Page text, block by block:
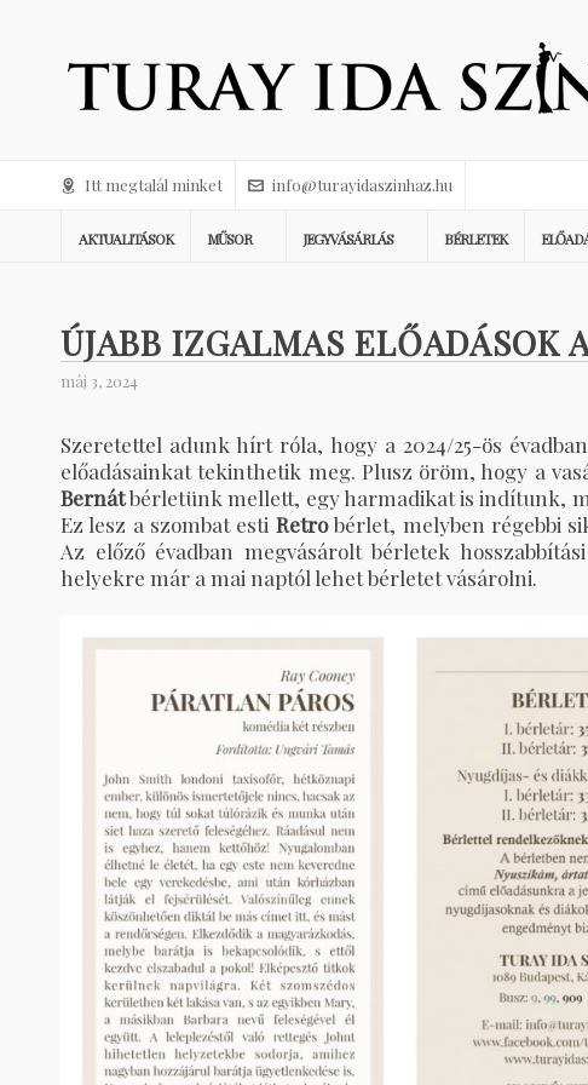
Itt megtalál minket info@turayidaszinhaz.hu
AKTUALITÁSOK MŰSOR JEGYVÁSÁRLÁS BÉRLETEK
ÚJABB IZGALMAS ELŐADÁSOK
máj 3, 2024
Szeretettel adunk hírt róla, hogy a 2024/25-ös
előadásainkat tekinthetik meg. Plusz öröm, hogy a
Bernátbérletünk mellett, egy harmadikat is indítunk,
Ez lesz a szombat esti Retrobérlet, melyben régebbi
Az előző évadban megvásárolt bérletek
helyekre már a mai naptól lehet bérletet vásárolni.